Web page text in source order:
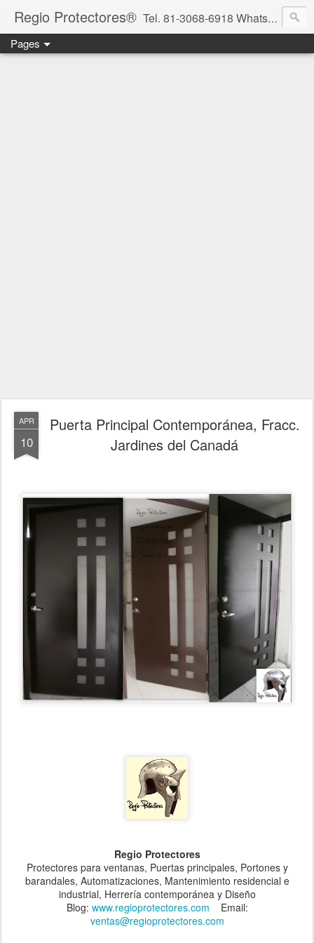
Regio Protectores® Tel. 81-3068-6918 WhatsApp 81-2636-2823 / 33-1145-3780 cotizacionregioprotectores@gmail.com / regioprotectores@gmail.com https://www.facebook.com/RegioProtectores/
Pages
APR
10
Puerta Principal Contemporánea, Fracc.
Jardines del Canadá
Regio Protectores
Protectores para ventanas, Puertas principales, Portones y
barandales, Automatizaciones, Mantenimiento residencial e
industrial, Herrería contemporánea y Diseño
Blog: www.regioprotectores.com Email:
ventas@regioprotectores.com